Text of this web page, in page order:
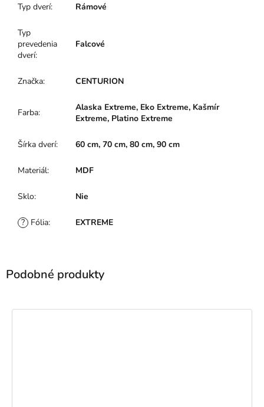
Typ dverí: Rámové
Typ
prevedenia
dverí:
Falcové
Značka: CENTURION
Farba:
Alaska Extreme, Eko Extreme, Kašmír
Extreme, Platino Extreme
Šírka dverí: 60 cm, 70 cm, 80 cm, 90 cm
Materiál: MDF
Sklo: Nie
? Fólia: EXTREME